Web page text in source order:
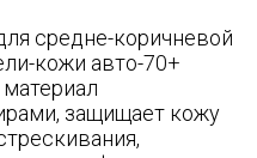
средне-коричневой
кожи авто-70+
защищает кожу